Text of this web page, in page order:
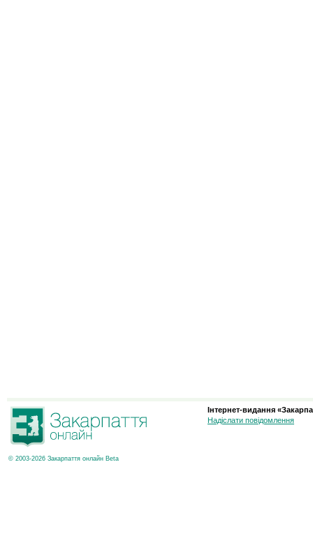
© 2003-2026 Закарпаття онлайн Beta
Інтернет-видання
Надіслати повідомлення